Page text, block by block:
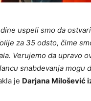
uspeli smo da
za 35 odsto, čime
Verujemo da upravo
snabdevanja mogu
je Darjana Milošević